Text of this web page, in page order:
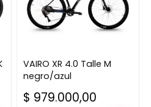
VAIRO XR 4.0 Talle M
negro/azul
$ 979.000,00